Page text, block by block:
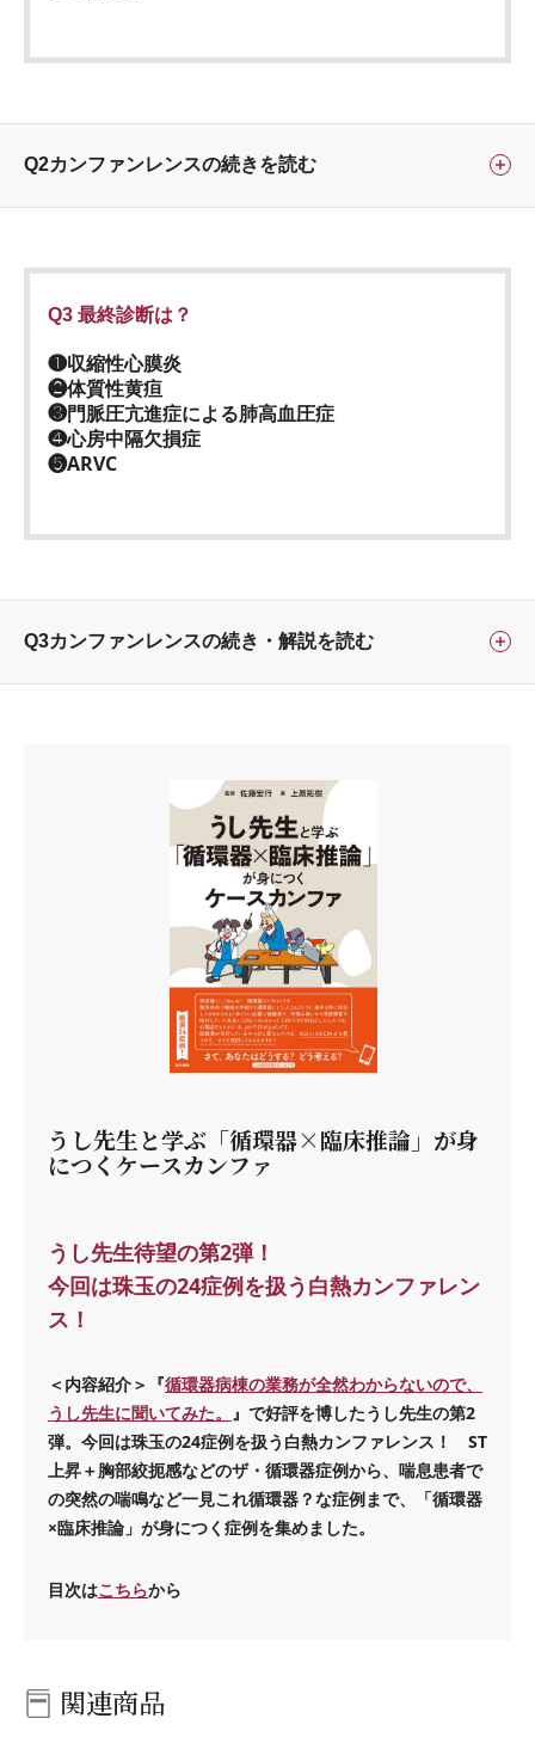
Q2カンファンレンスの続きを読む
Q3 最終診断は？
❶収縮性心膜炎
❷体質性黄疸
❸門脈圧亢進症による肺高血圧症
❹心房中隔欠損症
❺ARVC
Q3カンファンレンスの続き・解説を読む
うし先生と学ぶ「循環器×臨床推論」が身
につくケースカンファ
うし先生待望の第2弾！
今回は珠玉の24症例を扱う白熱カンファレン
ス！
＜内容紹介＞『循環器病棟の業務が全然わからないので、
うし先生に聞いてみた。 』で好評を博したうし先生の第2
弾。今回は珠玉の24症例を扱う白熱カンファレンス！ ST
上昇＋胸部絞扼感などのザ・循環器症例から、喘息患者で
の突然の喘鳴など一見これ循環器？な症例まで、「循環器
×臨床推論」が身につく症例を集めました。
目次はこちらから
関連商品